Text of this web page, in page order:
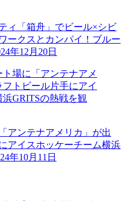
ィ「箱舟」でビール×シビ
ークスとカンパイ！ブルー
年12月20日
アンテナアメリカ」が出
アイスホッケーチーム横浜
年10月11日